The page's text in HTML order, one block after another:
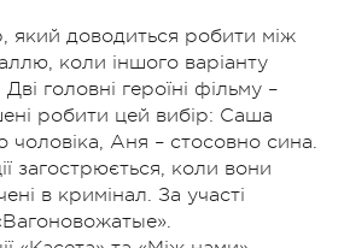
який доводиться робити між
коли іншого варіанту
головні героїні фільму –
робити цей вибір: Саша
чоловіка, Аня – стосовно сина.
загострюється, коли вони
в кримінал. За участі